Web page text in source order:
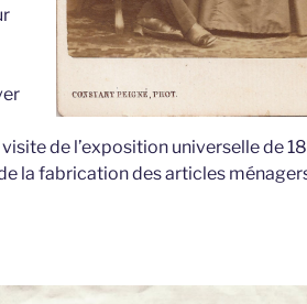
de l’exposition universelle de
la fabrication des articles